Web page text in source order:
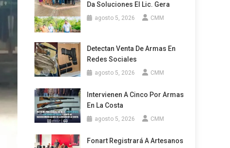
Da Soluciones El Lic. Gera
agosto 5, 2026 CMM
Detectan Venta De Armas En
Redes Sociales
agosto 5, 2026 CMM
Intervienen A Cinco Por Armas
En La Costa
agosto 5, 2026 CMM
Fonart Registrará A Artesanos